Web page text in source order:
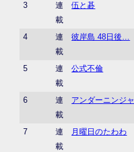
3
連
載
伍と碁
4
連
載
彼岸島 48日後…
5
連
載
公式不倫
6
連
載
アンダーニンジャ
7
連
載
月曜日のたわわ